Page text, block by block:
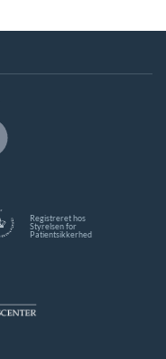
Registreret hos
Styrelsen for
Patientsikkerhed